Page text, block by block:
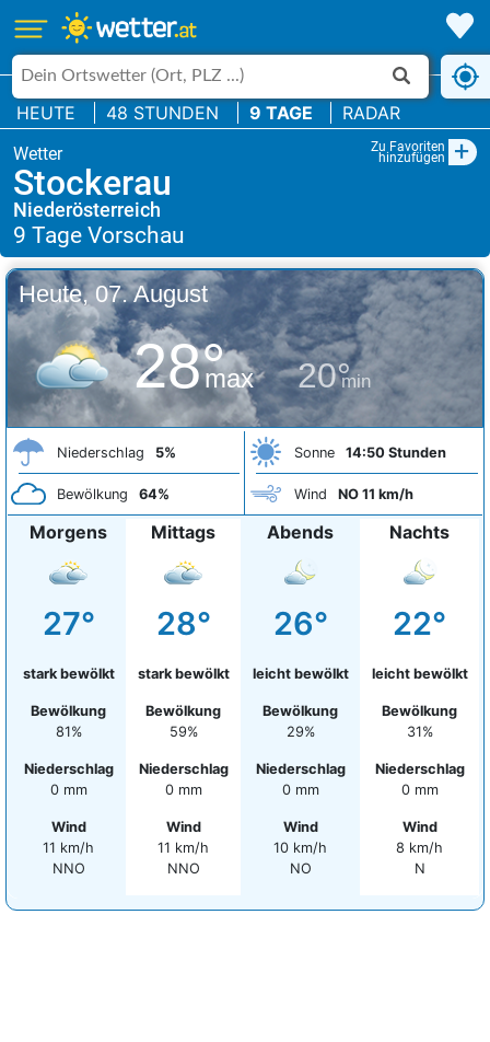
HEUTE 48 STUNDEN 9 TAGE RADAR
Zu Favoriten
hinzufügen +
Stockerau
Niederösterreich
Heute, 07. August
28°
max 20°
min
Niederschlag 5%
Bewölkung 64%
Sonne 14:50 Stunden
Wind NO 11 km/h
Morgens
27°
stark bewölkt
Bewölkung
81%
Niederschlag
0 mm
Wind
11 km/h
NNO
Mittags
28°
stark bewölkt
Bewölkung
59%
Niederschlag
0 mm
Wind
11 km/h
NNO
Abends
26°
leicht bewölkt
Bewölkung
29%
Niederschlag
0 mm
Wind
10 km/h
NO
Nachts
22°
leicht bewölkt
Bewölkung
31%
Niederschlag
0 mm
Wind
8 km/h
N